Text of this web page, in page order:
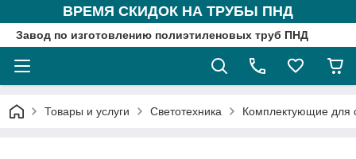
ВРЕМЯ СКИДОК НА ТРУБЫ ПНД
Завод по изготовлению полиэтиленовых труб ПНД
Товары и услуги Светотехника Комплектующие для